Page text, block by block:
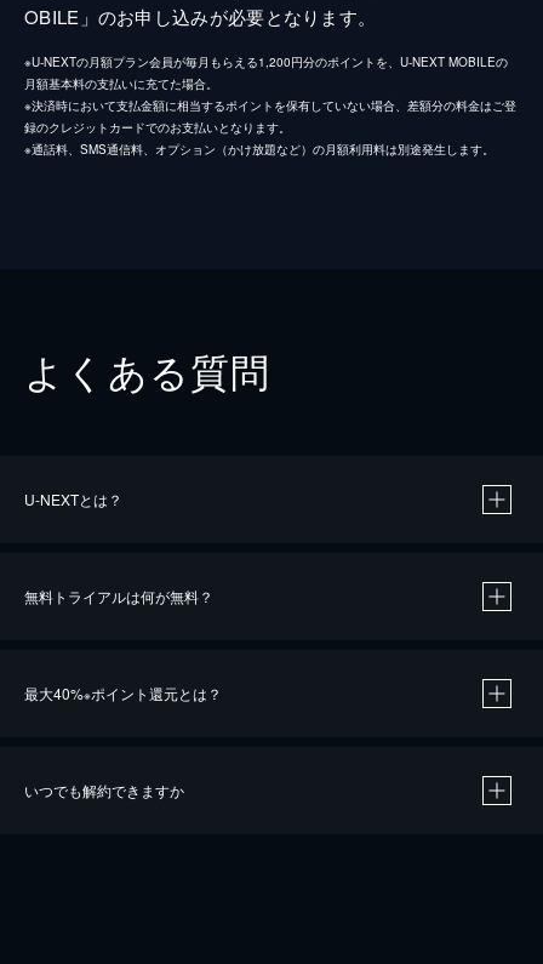
OBILE」のお申し込みが必要となります。
※U-NEXTの月額プラン会員が毎月もらえる1,200円分のポイントを、U-NEXT MOBILEの
月額基本料の支払いに充てた場合。
※決済時において支払金額に相当するポイントを保有していない場合、差額分の料金はご登
録のクレジットカードでのお支払いとなります。
※通話料、SMS通信料、オプション（かけ放題など）の月額利用料は別途発生します。
よくある質問
U-NEXTとは？
無料トライアルは何が無料？
最大40%※ポイント還元とは？
いつでも解約できますか